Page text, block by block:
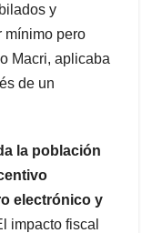
y
mínimo pero
Macri, aplicaba
de un
la población
electrónico y
impacto fiscal